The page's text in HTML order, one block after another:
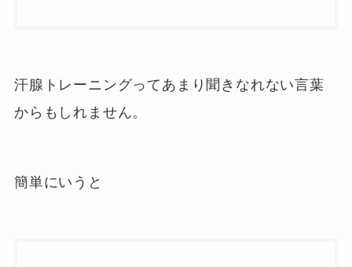
汗腺トレーニングってあまり聞きなれない言葉
からもしれません。
簡単にいうと